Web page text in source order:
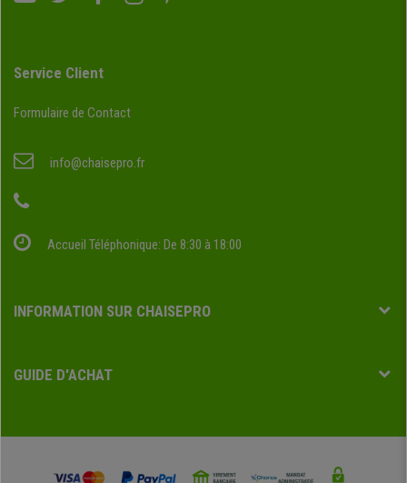
Service Client
Formulaire de Contact
info@chaisepro.fr
Accueil Téléphonique: De 8:30 à 18:00
INFORMATION SUR CHAISEPRO
GUIDE D'ACHAT